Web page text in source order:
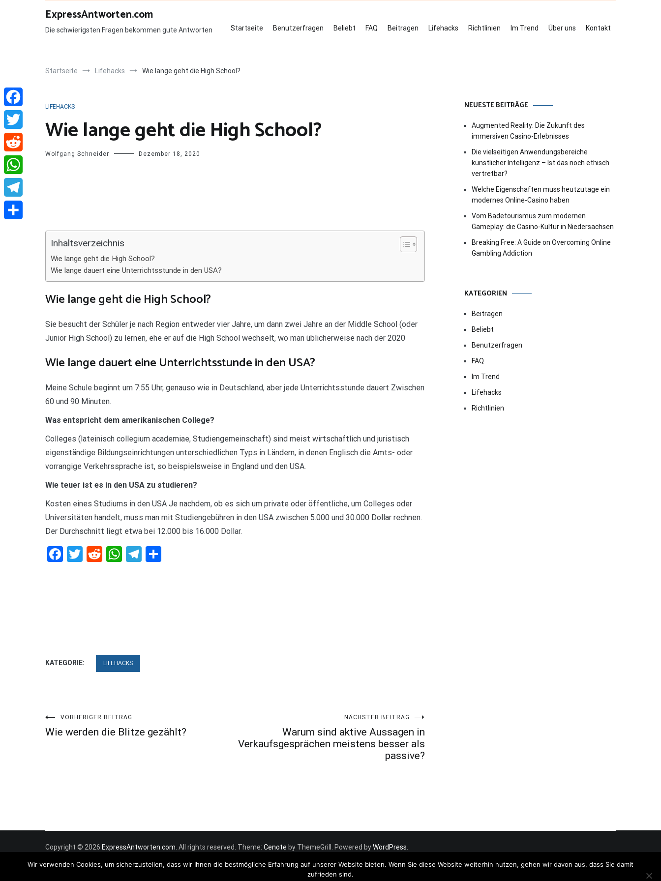
ExpressAntworten.com
Die schwierigsten Fragen bekommen gute Antworten Startseite Benutzerfragen Beliebt FAQ Beitragen Lifehacks Richtlinien Im Trend Über uns Kontakt
Startseite Lifehacks Wie lange geht die High School?
LIFEHACKS
Wie lange geht die High School?
Wolfgang Schneider Dezember 18, 2020
Inhaltsverzeichnis
Wie lange geht die High School?
Wie lange dauert eine Unterrichtsstunde in den USA?
Wie lange geht die High School?
Sie besucht der Schüler je nach Region entweder vier Jahre, um dann zwei Jahre an der Middle School (oder
Junior High School) zu lernen, ehe er auf die High School wechselt, wo man üblicherweise nach der 2020
Wie lange dauert eine Unterrichtsstunde in den USA?
Meine Schule beginnt um 7:55 Uhr, genauso wie in Deutschland, aber jede Unterrichtsstunde dauert Zwischen
60 und 90 Minuten.
Was entspricht dem amerikanischen College?
Colleges (lateinisch collegium academiae, Studiengemeinschaft) sind meist wirtschaftlich und juristisch
eigenständige Bildungseinrichtungen unterschiedlichen Typs in Ländern, in denen Englisch die Amts- oder
vorrangige Verkehrssprache ist, so beispielsweise in England und den USA.
Wie teuer ist es in den USA zu studieren?
Kosten eines Studiums in den USA Je nachdem, ob es sich um private oder öffentliche, um Colleges oder
Universitäten handelt, muss man mit Studiengebühren in den USA zwischen 5.000 und 30.000 Dollar rechnen.
Der Durchschnitt liegt etwa bei 12.000 bis 16.000 Dollar.
Facebook
Twitter
RedditWhatsApp
Telegram
KATEGORIE: LIFEHACKS
Beitragsnavigation
VORHERIGER BEITRAG
Wie werden die Blitze gezählt?
NÄCHSTER BEITRAG
Warum sind aktive Aussagen in
Verkaufsgesprächen meistens besser als
passive?
NEUESTE BEITRÄGE
Augmented Reality: Die Zukunft des
immersiven Casino-Erlebnisses
Die vielseitigen Anwendungsbereiche
künstlicher Intelligenz – Ist das noch ethisch
vertretbar?
Welche Eigenschaften muss heutzutage ein
modernes Online-Casino haben
Vom Badetourismus zum modernen
Gameplay: die Casino-Kultur in Niedersachsen
Breaking Free: A Guide on Overcoming Online
Gambling Addiction
KATEGORIEN
Beitragen
Beliebt
Benutzerfragen
FAQ
Im Trend
Lifehacks
Richtlinien
Copyright © 2026 ExpressAntworten.com . All rights reserved. Theme: Cenote by ThemeGrill. Powered byWordPress
Facebook
Twitter
Reddit
WhatsApp
Telegram
Wir verwenden Cookies, um sicherzustellen, dass wir Ihnen die bestmögliche Erfahrung auf unserer Website bieten. Wenn Sie diese Website weiterhin nutzen, gehen wir davon aus, dass Sie damit
zufrieden sind.